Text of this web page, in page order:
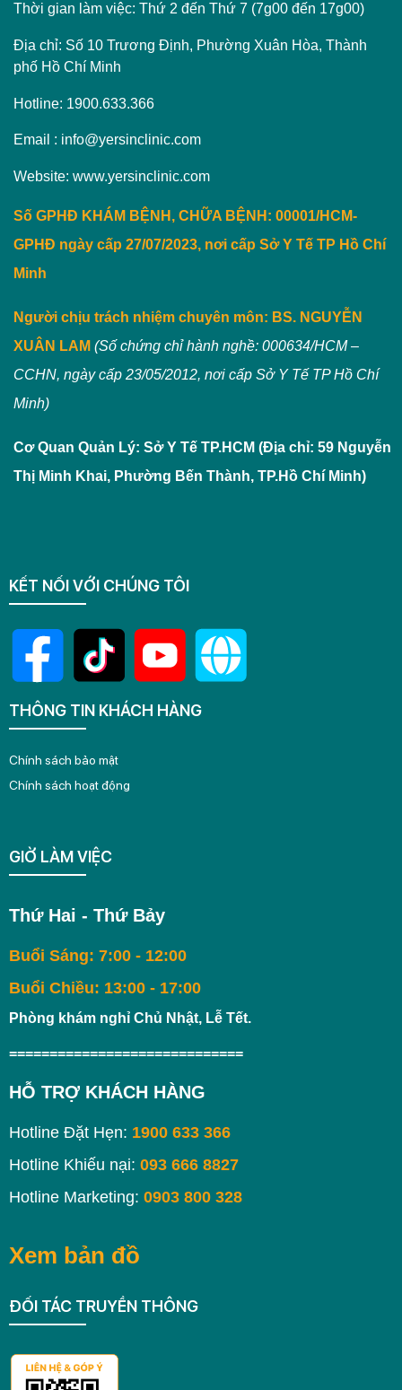
Thời gian làm việc: Thứ 2 đến Thứ 7 (7g00 đến 17g00)
Địa chỉ: Số 10 Trương Định, Phường Xuân Hòa, Thành
phố Hồ Chí Minh
Hotline: 1900.633.366
Email : info@yersinclinic.com
Website: www.yersinclinic.com
Số GPHĐ KHÁM BỆNH, CHỮA BỆNH: 00001/HCM-
GPHĐ ngày cấp 27/07/2023, nơi cấp Sở Y Tế TP Hồ Chí
Minh
Người chịu trách nhiệm chuyên môn: BS. NGUYỄN
XUÂN LAM (Số chứng chỉ hành nghề: 000634/HCM –
CCHN, ngày cấp 23/05/2012, nơi cấp Sở Y Tế TP Hồ Chí
Minh)
Cơ Quan Quản Lý: Sở Y Tế TP.HCM (Địa chỉ: 59 Nguyễn
Thị Minh Khai, Phường Bến Thành, TP.Hồ Chí Minh)
KẾT NỐI VỚI CHÚNG TÔI
THÔNG TIN KHÁCH HÀNG
Chính sách bảo mật
Chính sách hoạt động
GIỜ LÀM VIỆC
Thứ Hai - Thứ Bảy
Buổi Sáng: 7:00 - 12:00
Buổi Chiều: 13:00 - 17:00
Phòng khám nghỉ Chủ Nhật, Lễ Tết.
=============================
HỖ TRỢ KHÁCH HÀNG
Hotline Đặt Hẹn: 1900 633 366
Hotline Khiếu nại: 093 666 8827
Hotline Marketing: 0903 800 328
Xem bản đồ
ĐỐI TÁC TRUYỀN THÔNG